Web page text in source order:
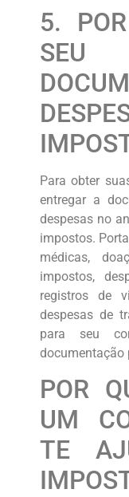
5.
SEU
Para obter
entregar a
despesas no
impostos.
médicas,
impostos,
registros de
despesas de
para seu
documentação
POR
UM
TE